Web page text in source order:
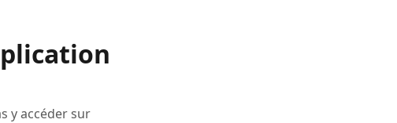
y accéder sur